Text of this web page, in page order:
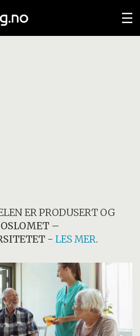
ER PRODUSERT OG
OSLOMET –
-LES MER.